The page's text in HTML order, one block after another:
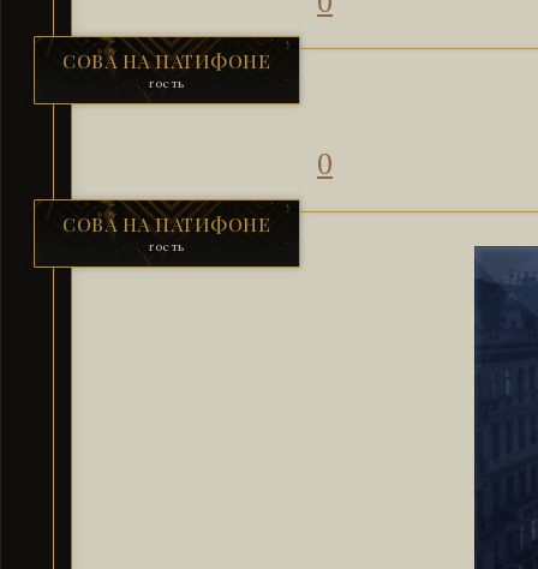
СОВА НА ПАТИФОНЕ
гость
0
СОВА НА ПАТИФОНЕ
гость